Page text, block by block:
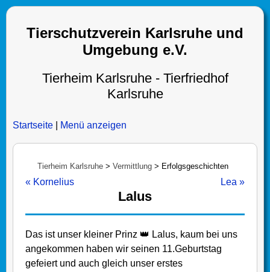
Tierschutzverein Karlsruhe und
Umgebung e.V.
Tierheim Karlsruhe - Tierfriedhof
Karlsruhe
Startseite Menü anzeigen
Tierheim Karlsruhe > Vermittlung > Erfolgsgeschichten
« Kornelius Lea »
Lalus
Das ist unser kleiner Prinz 👑 Lalus, kaum bei uns
angekommen haben wir seinen 11.Geburtstag
gefeiert und auch gleich unser erstes